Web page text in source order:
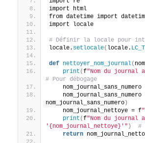
import html
from datetime import
import locale
# Définir la locale pour
locale. setlocale( locale.
def nettoyer_nom_journal(
print (f"Nom du journal
# Pour débogage
nom_journal_sans_numero
nom_journal_sans_numero
nom_journal_sans_numero)
    nom_journal_nettoye = f
print (f"Nom du journal
'{nom_journal_nettoye}'" )
#
return